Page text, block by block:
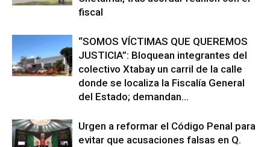
fiscal
“SOMOS VÍCTIMAS QUE QUEREMOS
JUSTICIA”: Bloquean integrantes del
colectivo Xtabay un carril de la calle
donde se localiza la Fiscalía General
del Estado; demandan...
Urgen a reformar el Código Penal para
evitar que acusaciones falsas en Q.